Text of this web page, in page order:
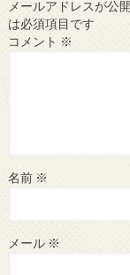
メールアドレスが公
は必須項目です
コメント ※
名前 ※
メール ※